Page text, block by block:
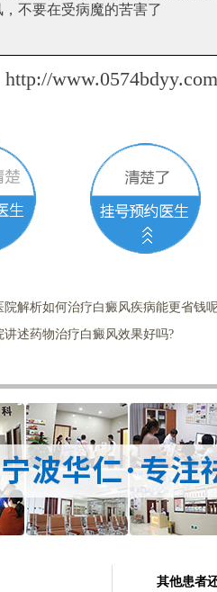
不要在受病魔的苦害了
http://
解析如何治疗白癜风疾病能更省钱
述药物治疗白癜风效果好吗?
其他患者